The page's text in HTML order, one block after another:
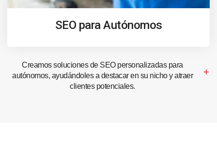
SEO para Autónomos
Creamos soluciones de SEO personalizadas para
autónomos, ayudándoles a destacar en su nicho y atraer
clientes potenciales.